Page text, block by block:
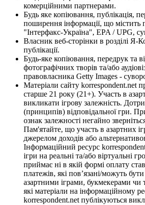
комерційними партнерами.
Будь яке копіювання, публікація,
поширення інформації, що містить
"Інтерфакс-Україна", EPA / UPG,
Власник веб-сторінки в розділі Я-
публікації.
Будь-яке копіювання, передрук та
фотографічних творів та/або
правовласника Getty Images -
Матеріали сайту korrespondent.net
старше 21 року (21+). Участь в
викликати ігрову залежність.
(принципів) відповідальної гри.
ознак залежності негайно
Пам'ятайте, що участь в азартних
джерелом доходів або
Інформаційний ресурс
ігри на реальні та/або віртуальні
приймає ні в якій формі оплату
платежів, які пов’язані/можуть бути
азартними іграми, букмекерами чи
які матеріали на інформаційному
korrespondent.net публікуються